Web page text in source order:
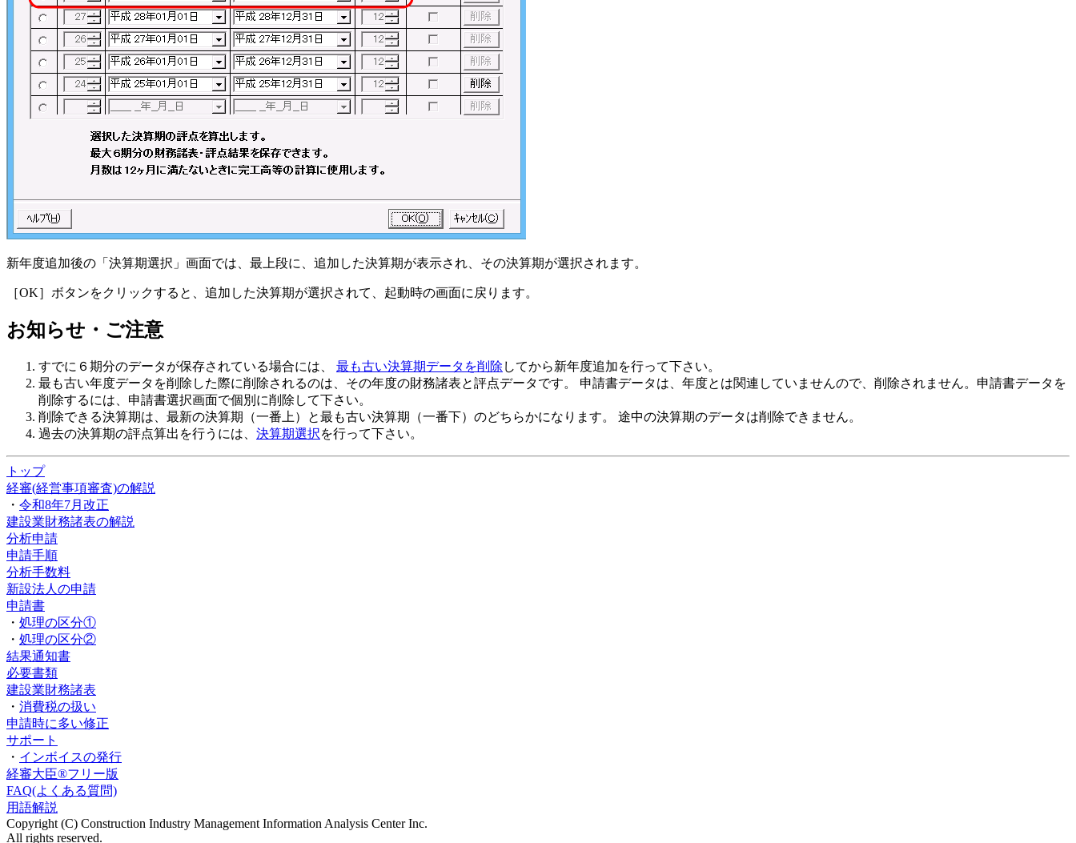
新年度追加後の「決算期選択」画面では、最上段に、追加した決算期が表示され、その決算期が選択されます。
［OK］ボタンをクリックすると、追加した決算期が選択されて、起動時の画面に戻ります。
お知らせ・ご注意
すでに６期分のデータが保存されている場合には、 最も古い決算期データを削除 してから新年度追加を行って下さい。
最も古い年度データを削除した際に削除されるのは、その年度の財務諸表と評点データです。 申請書データは、年度とは関連していませんので、削除されません。申請書データを
削除するには、申請書選択画面で個別に削除して下さい。
削除できる決算期は、最新の決算期（一番上）と最も古い決算期（一番下）のどちらかになります。 途中の決算期のデータは削除できません。
過去の決算期の評点算出を行うには、 決算期選択を行って下さい。
トップ
経審(経営事項審査)の解説
・ 令和8年7月改正
建設業財務諸表の解説
分析申請
申請手順
分析手数料
新設法人の申請
申請書
・ 処理の区分①
・ 処理の区分②
結果通知書
必要書類
建設業財務諸表
・ 消費税の扱い
申請時に多い修正
サポート
・ インボイスの発行
経審大臣®フリー版
FAQ(よくある質問)
用語解説
Copyright (C) Construction Industry Management Information Analysis Center Inc.
All rights reserved.